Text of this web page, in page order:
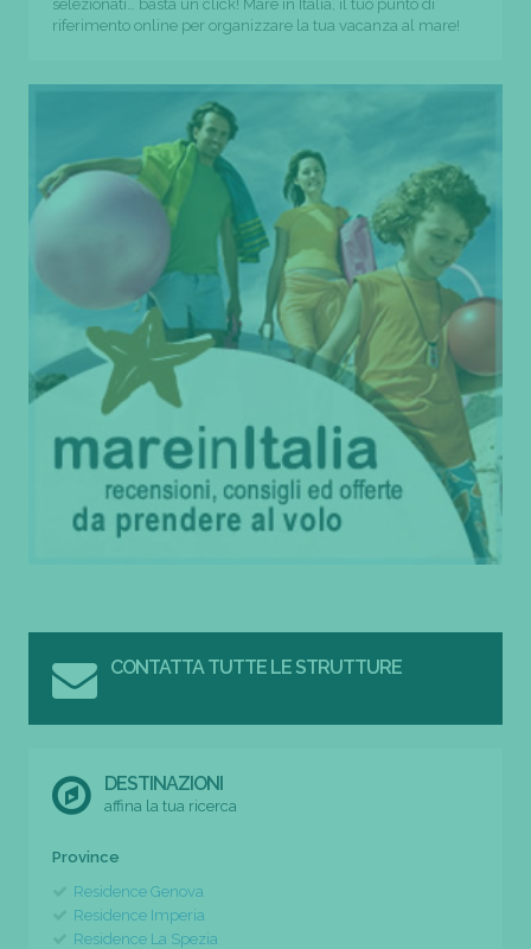
selezionati… basta un click! Mare in Italia, il tuo punto di
riferimento online per organizzare la tua vacanza al mare!
CONTATTA TUTTE LE STRUTTURE
DESTINAZIONI
affina la tua ricerca
Province
Residence Genova
Residence Imperia
Residence La Spezia